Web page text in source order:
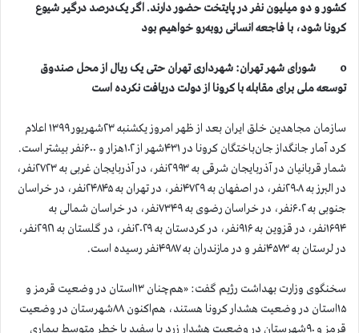
کشور و دو میلیون نفر در پایتخت حضور دارند. اگر یک‌درصد درگیر شیوع
کرونا شود، با فاجعه انسانی روبه‌رو خواهیم بود
o شورای شهر تهران: شهرداری تهران حتی یک ریال از محل صندوق
توسعه ملی برای مقابله با کرونا از دولت دریافت نکرده است
سازمان مجاهدین خلق ایران بعد از ظهر امروز یکشنبه ۲۳شهریور ۱۳۹۹ اعلام
کرد آمار جانگداز جان‌باختگان کرونا در ۴۳۱شهر از ۱۰۲هزار و ۶۰۰نفر بیشتر است.
شمار قربانیان در آذربایجان شرقی به ۲۹۹۳نفر، در آذربایجان غربی به ۲۷۲۳نفر،
در البرز به ۲۹۰۸نفر، در اصفهان به ۴۷۲۹نفر، در تهران به ۲۴۸۴۵نفر، در خراسان
جنوبی به ۶۰۲نفر، در خراسان رضوی به ۷۳۴۹نفر، در خراسان شمالی به
۱۶۹۴نفر، در قزوین به ۹۱۶نفر، در کردستان به ۲۰۲۹نفر، در گلستان به ۲۹۲۱نفر،
در لرستان به ۴۵۷۳نفر و در مازندران به ۴۹۸۷نفر رسیده است.
سخنگوی وزارت بهداشت رژیم گفت: «هم‌چنان ۱۳استان در وضعیت قرمز و
۱۵استان در وضعیت هشدار کرونا هستند، هم‌اکنون ۸۸شهرستان در وضعیت
قرمز و ۹۰شهرستان در وضعیت هشدار زرد یا سفید یا خطر متوسط بیماری